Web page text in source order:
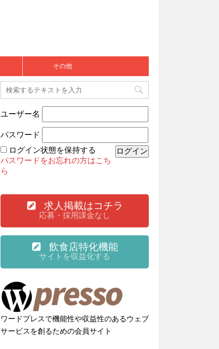
その他
ユーザー名
パスワード
ログイン状態を保持する
パスワードをお忘れの方はこち
ら
求人掲載はコチラ
応募・採用課金なし
飲食店特化機能
サイトを収益化する
ワードプレスで機能性や収益性のあるウェブ
サービスを創るための会員サイト